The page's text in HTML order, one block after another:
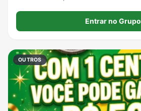
Entrar no Grupo
OUTROS